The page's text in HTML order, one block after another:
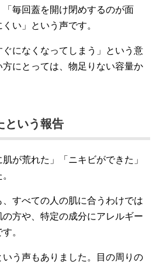
毎回蓋を開け閉めするのが面
い」という声です。
になくなってしまう」という意
にとっては、物足りない容量か
という報告
が荒れた」「ニキビができた」
すべての人の肌に合うわけでは
方や、特定の成分にアレルギー
。
いう声もありました。目の周りの